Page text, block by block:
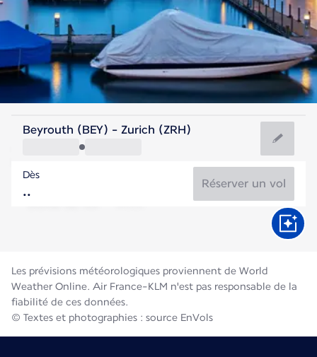
Suisse
Zurich
Suisse
Durée du vol
Beyrouth (BEY) - Zurich (ZRH)
Dès
Réserver un vol
Les prévisions météorologiques proviennent de World
Weather Online. Air France-KLM n'est pas responsable de la
fiabilité de ces données.
© Textes et photographies : source EnVols